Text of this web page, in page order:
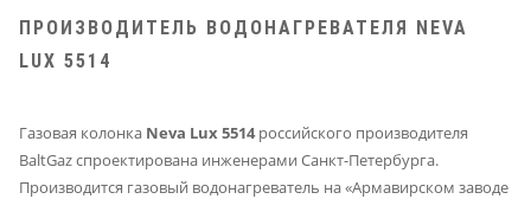
ПРОИЗВОДИТЕЛЬ ВОДОНАГРЕВАТЕЛЯ NEVA
LUX 5514
Газовая колонка Neva Lux 5514российского производителя
BaltGaz спроектирована инженерами Санкт-Петербурга.
Производится газовый водонагреватель на «Армавирском заводе